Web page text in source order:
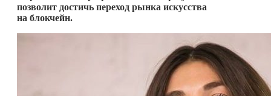
позволит достичь переход рынка искусства
на блокчейн.